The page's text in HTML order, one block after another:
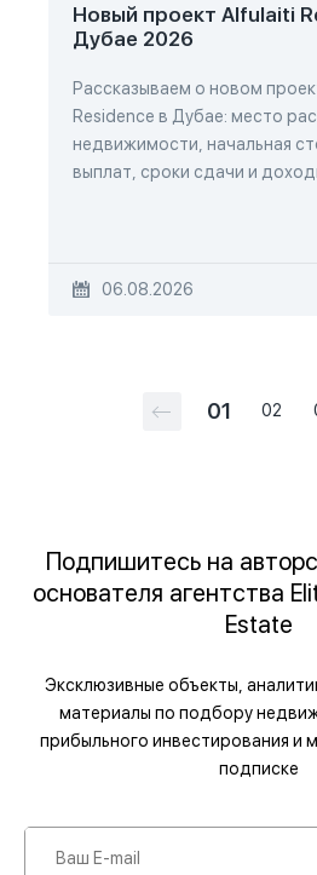
Новый проект Alfulaiti
Дубае 2026
Рассказываем о новом
Residence в Дубае: место
недвижимости, начальная
выплат, сроки сдачи и
06.08.2026
01 02
Подпишитесь на
основателя агентства
Estate
Эксклюзивные объекты,
материалы по подбору
прибыльного инвестирования и
подписке